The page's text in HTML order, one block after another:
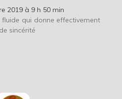
2019 à 9 h 50 min
fluide qui donne effectivement
sincérité